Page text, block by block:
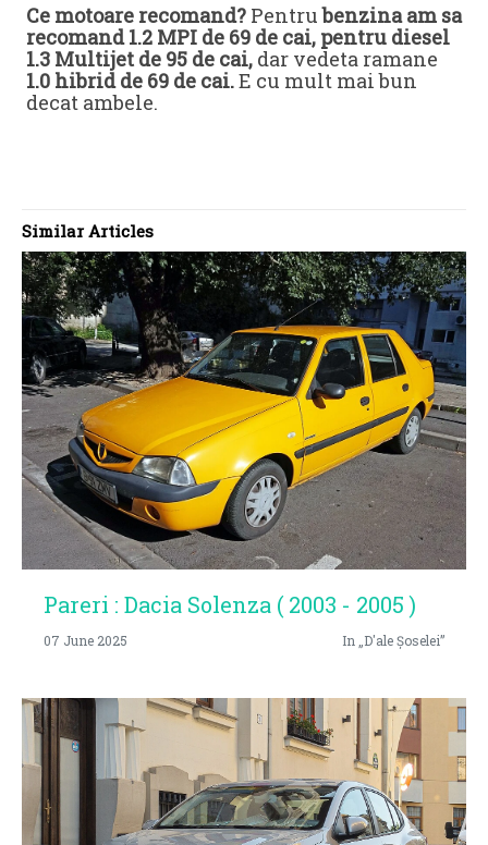
Ce motoare recomand? Pentrubenzina am sa
recomand 1.2 MPI de 69 de cai, pentru diesel
1.3 Multijet de 95 de cai, dar vedeta ramane
1.0 hibrid de 69 de cai.E cu mult mai bun
decat ambele.
Similar Articles
Pareri : Dacia Solenza ( 2003 - 2005 )
07 June 2025 In „D'ale Șoselei”